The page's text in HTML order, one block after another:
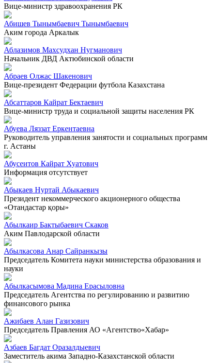
Вице-министр здравоохранения РК
Абишев Тынымбаевич Тынымбаевич
Аким города Аркалык
Аблазимов Махсудхан Нугманович
Начальник ДВД Актюбинской области
Абраев Олжас Шакенович
Вице-президент Федерации футбола Казахстана
Абсаттаров Кайрат Бектаевич
Вице-министр труда и социальной защиты населения РК
Абуева Ляззат Еркентаевна
Руководитель управления занятости и социальных программ
г. Астаны
Абусеитов Кайрат Хуатович
Информация отсутствует
Абыкаев Нуртай Абыкаевич
Президент некоммерческого акционерного общества
«Отандастар қоры»
Абылкаир Бактыбаевич Скаков
Аким Павлодарской области
Абылкасова Анар Сайранкызы
Председатель Комитета науки министерства образования и
науки
Абылкасымова Мадина Ерасыловна
Председатель Агентства по регулированию и развитию
финансового рынка
Ажибаев Алан Газизович
Председатель Правления АО «Агентство«Хабар»
Азбаев Багдат Оразалдыевич
Заместитель акима Западно-Казахстанской области